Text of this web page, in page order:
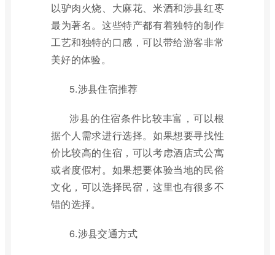
以驴肉火烧、大麻花、米酒和涉县红枣
最为著名。这些特产都有着独特的制作
工艺和独特的口感，可以带给游客非常
美好的体验。
5.涉县住宿推荐
涉县的住宿条件比较丰富，可以根
据个人需求进行选择。如果想要寻找性
价比较高的住宿，可以考虑酒店式公寓
或者度假村。如果想要体验当地的民俗
文化，可以选择民宿，这里也有很多不
错的选择。
6.涉县交通方式